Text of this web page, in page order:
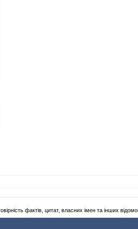
фактів, цитат, власних імен та інших